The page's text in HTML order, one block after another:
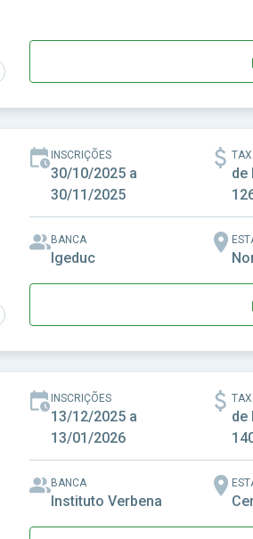
INSCRIÇÕES
30/10/2025 a
30/11/2025
de
BANCA
Igeduc
INSCRIÇÕES
13/12/2025 a
13/01/2026
de
BANCA
Instituto Verbena